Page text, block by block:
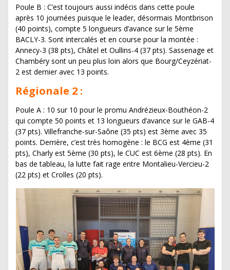
Poule B : C’est toujours aussi indécis dans cette poule
après 10 journées puisque le leader, désormais Montbrison
(40 points), compte 5 longueurs d’avance sur le 5ème
BACLY-3. Sont intercalés et en course pour la montée :
Annecy-3 (38 pts), Châtel et Oullins-4 (37 pts). Sassenage et
Chambéry sont un peu plus loin alors que Bourg/Ceyzériat-
2 est dernier avec 13 points.
Régionale 2 :
Poule A : 10 sur 10 pour le promu Andrézieux-Bouthéon-2
qui compte 50 points et 13 longueurs d’avance sur le GAB-4
(37 pts). Villefranche-sur-Saône (35 pts) est 3ème avec 35
points. Derrière, c’est très homogène : le BCG est 4ème (31
pts), Charly est 5ème (30 pts), le CUC est 6ème (28 pts). En
bas de tableau, la lutte fait rage entre Montalieu-Vercieu-2
(22 pts) et Crolles (20 pts).